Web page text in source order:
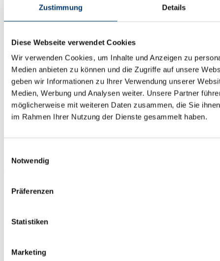
Zustimmung Details
Diese Webseite verwendet Cookies
Wir verwenden Cookies, um Inhalte und Anzeigen zu
Medien anbieten zu können und die Zugriffe auf unsere
geben wir Informationen zu Ihrer Verwendung unserer
Medien, Werbung und Analysen weiter. Unsere Partner
möglicherweise mit weiteren Daten zusammen, die Sie
im Rahmen Ihrer Nutzung der Dienste gesammelt haben.
Notwendig
Präferenzen
Statistiken
Marketing
Option fluchtweggeprüfte Säule
Option mit Waageneinbau, Gewichtsgrenzen oder Ist-
Gewicht
Option mit Nachtverschluss